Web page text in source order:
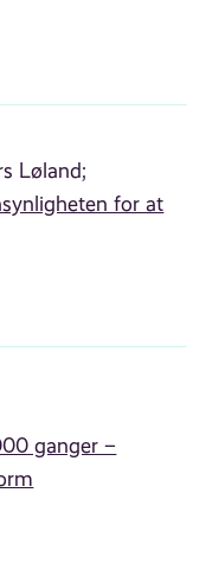
Løland;
for at
ganger –